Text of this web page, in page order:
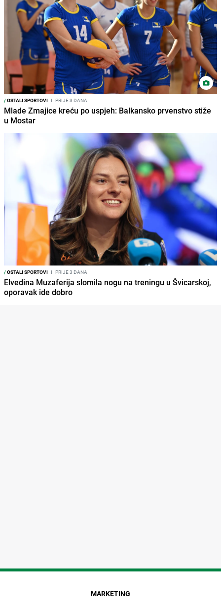
/OSTALI SPORTOVI I PRIJE 3 DANA
Mlade Zmajice kreću po uspjeh: Balkansko prvenstvo stiže
u Mostar
/OSTALI SPORTOVI I PRIJE 3 DANA
Elvedina Muzaferija slomila nogu na treningu u Švicarskoj,
oporavak ide dobro
MARKETING